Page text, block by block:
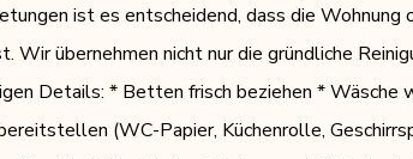
ist es entscheidend, dass die Wohnung
übernehmen nicht nur die gründliche
Details: * Betten frisch beziehen * Wäsche
(WC-Papier, Küchenrolle,